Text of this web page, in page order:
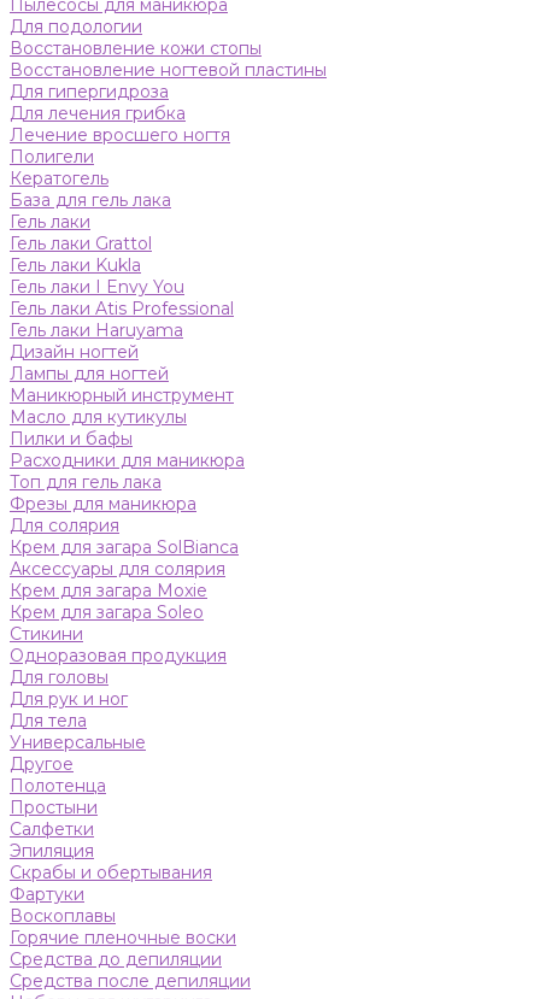
Пылесосы для маникюра
Для подологии
Восстановление кожи стопы
Восстановление ногтевой пластины
Для гипергидроза
Для лечения грибка
Лечение вросшего ногтя
Полигели
Кератогель
База для гель лака
Гель лаки
Гель лаки Grattol
Гель лаки Kukla
Гель лаки I Envy You
Гель лаки Atis Professional
Гель лаки Haruyama
Дизайн ногтей
Лампы для ногтей
Маникюрный инструмент
Масло для кутикулы
Пилки и бафы
Расходники для маникюра
Топ для гель лака
Фрезы для маникюра
Для солярия
Крем для загара SolBianca
Аксессуары для солярия
Крем для загара Moxie
Крем для загара Soleo
Стикини
Одноразовая продукция
Для головы
Для рук и ног
Для тела
Универсальные
Другое
Полотенца
Простыни
Салфетки
Эпиляция
Скрабы и обертывания
Фартуки
Воскоплавы
Горячие пленочные воски
Средства до депиляции
Средства после депиляции